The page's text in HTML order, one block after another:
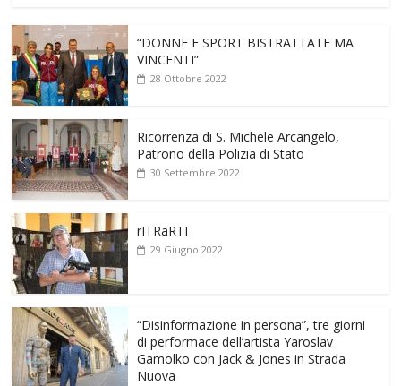
“DONNE E SPORT BISTRATTATE MA
VINCENTI”
28 Ottobre 2022
Ricorrenza di S. Michele Arcangelo,
Patrono della Polizia di Stato
30 Settembre 2022
rITRaRTI
29 Giugno 2022
“Disinformazione in persona”, tre giorni
di performace dell’artista Yaroslav
Gamolko con Jack & Jones in Strada
Nuova